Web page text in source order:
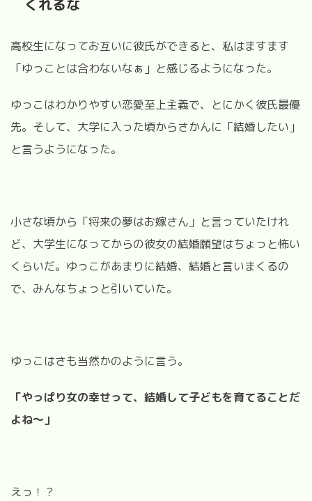
高校生になってお互いに彼氏ができると、私はますます
「ゆっことは合わないなぁ」と感じるようになった。
ゆっこはわかりやすい恋愛至上主義で、とにかく彼氏最優
先。そして、大学に入った頃からさかんに「結婚したい」
と言うようになった。
小さな頃から「将来の夢はお嫁さん」と言っていたけれ
ど、大学生になってからの彼女の結婚願望はちょっと怖い
くらいだ。ゆっこがあまりに結婚、結婚と言いまくるの
で、みんなちょっと引いていた。
ゆっこはさも当然かのように言う。
「やっぱり女の幸せって、結婚して子どもを育てることだ
よね～」
えっ！？